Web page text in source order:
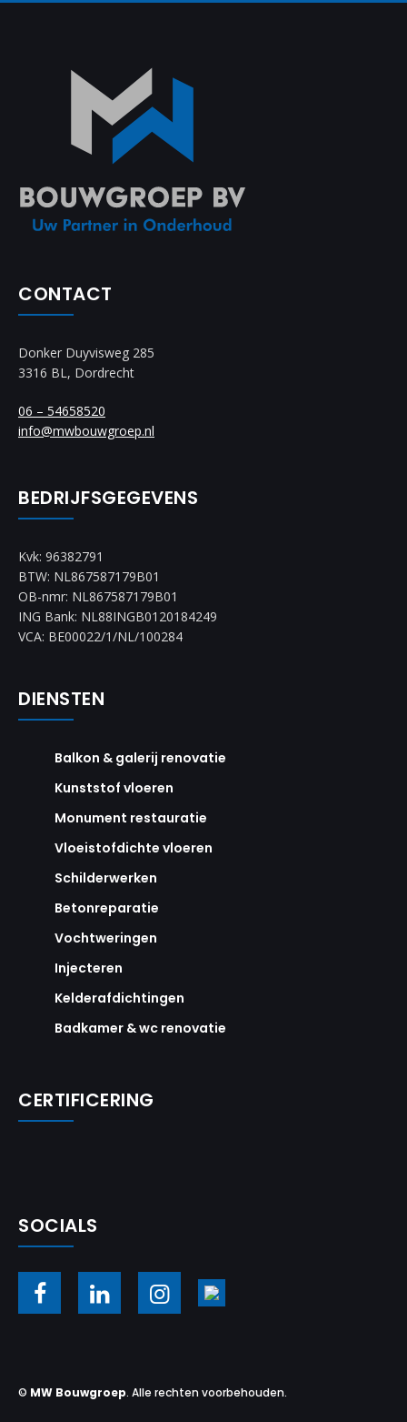
CONTACT
Donker Duyvisweg 285
3316 BL, Dordrecht
06 – 54658520
info@mwbouwgroep.nl
BEDRIJFSGEGEVENS
Kvk: 96382791
BTW: NL867587179B01
OB-nmr: NL867587179B01
ING Bank: NL88INGB0120184249
VCA: BE00022/1/NL/100284
DIENSTEN
Balkon & galerij renovatie
Kunststof vloeren
Monument restauratie
Vloeistofdichte vloeren
Schilderwerken
Betonreparatie
Vochtweringen
Injecteren
Kelderafdichtingen
Badkamer & wc renovatie
CERTIFICERING
SOCIALS
© MW Bouwgroep. Alle rechten voorbehouden.